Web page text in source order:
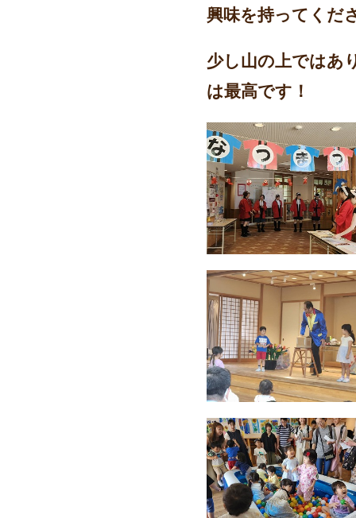
興味を持ってくだ
少し山の上ではあ
は最高です！